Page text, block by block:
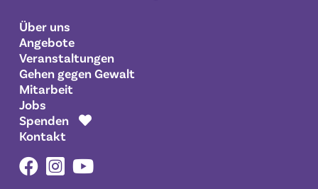
Über uns
Angebote
Veranstaltungen
Gehen gegen Gewalt
Mitarbeit
Jobs
Spenden
Kontakt